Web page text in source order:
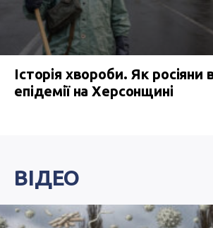
Історія хвороби. Як
епідемії на Херсонщині
ВІДЕО